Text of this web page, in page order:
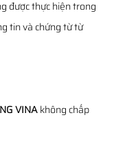
được thực hiện trong
tin và chứng từ từ
VINAkhông chấp